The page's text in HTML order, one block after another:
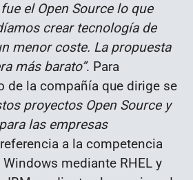
el Open Source lo que
crear tecnología de
menor coste. La propuesta
más barato”. Para
de la compañía que dirige se
proyectos Open Source y
las empresas
a la competencia
mediante RHEL y